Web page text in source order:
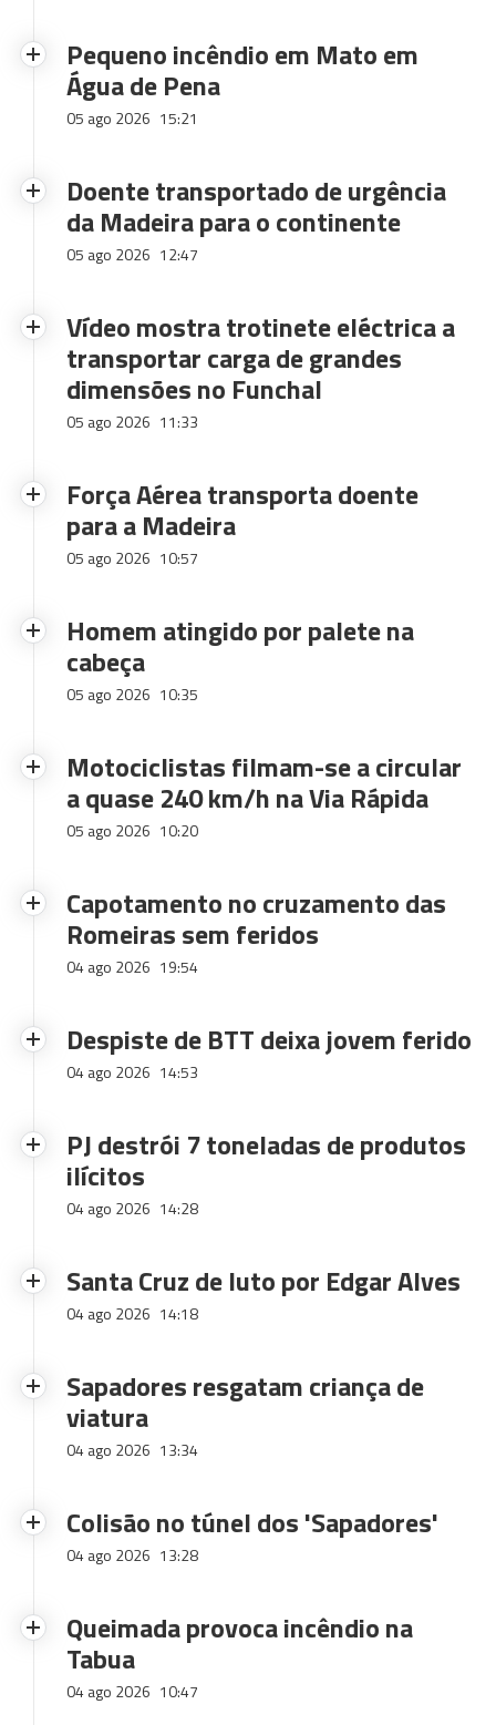
Pequeno incêndio em Mato em
Água de Pena
05 ago 2026 15:21
Doente transportado de urgência
da Madeira para o continente
05 ago 2026 12:47
Vídeo mostra trotinete eléctrica a
transportar carga de grandes
dimensões no Funchal
05 ago 2026 11:33
Força Aérea transporta doente
para a Madeira
05 ago 2026 10:57
Homem atingido por palete na
cabeça
05 ago 2026 10:35
Motociclistas filmam-se a circular
a quase 240 km/h na Via Rápida
05 ago 2026 10:20
Capotamento no cruzamento das
Romeiras sem feridos
04 ago 2026 19:54
Despiste de BTT deixa jovem ferido
04 ago 2026 14:53
PJ destrói 7 toneladas de produtos
ilícitos
04 ago 2026 14:28
Santa Cruz de luto por Edgar Alves
04 ago 2026 14:18
Sapadores resgatam criança de
viatura
04 ago 2026 13:34
Colisão no túnel dos 'Sapadores'
04 ago 2026 13:28
Queimada provoca incêndio na
Tabua
04 ago 2026 10:47